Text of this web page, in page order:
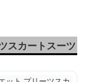
スカートスーツ